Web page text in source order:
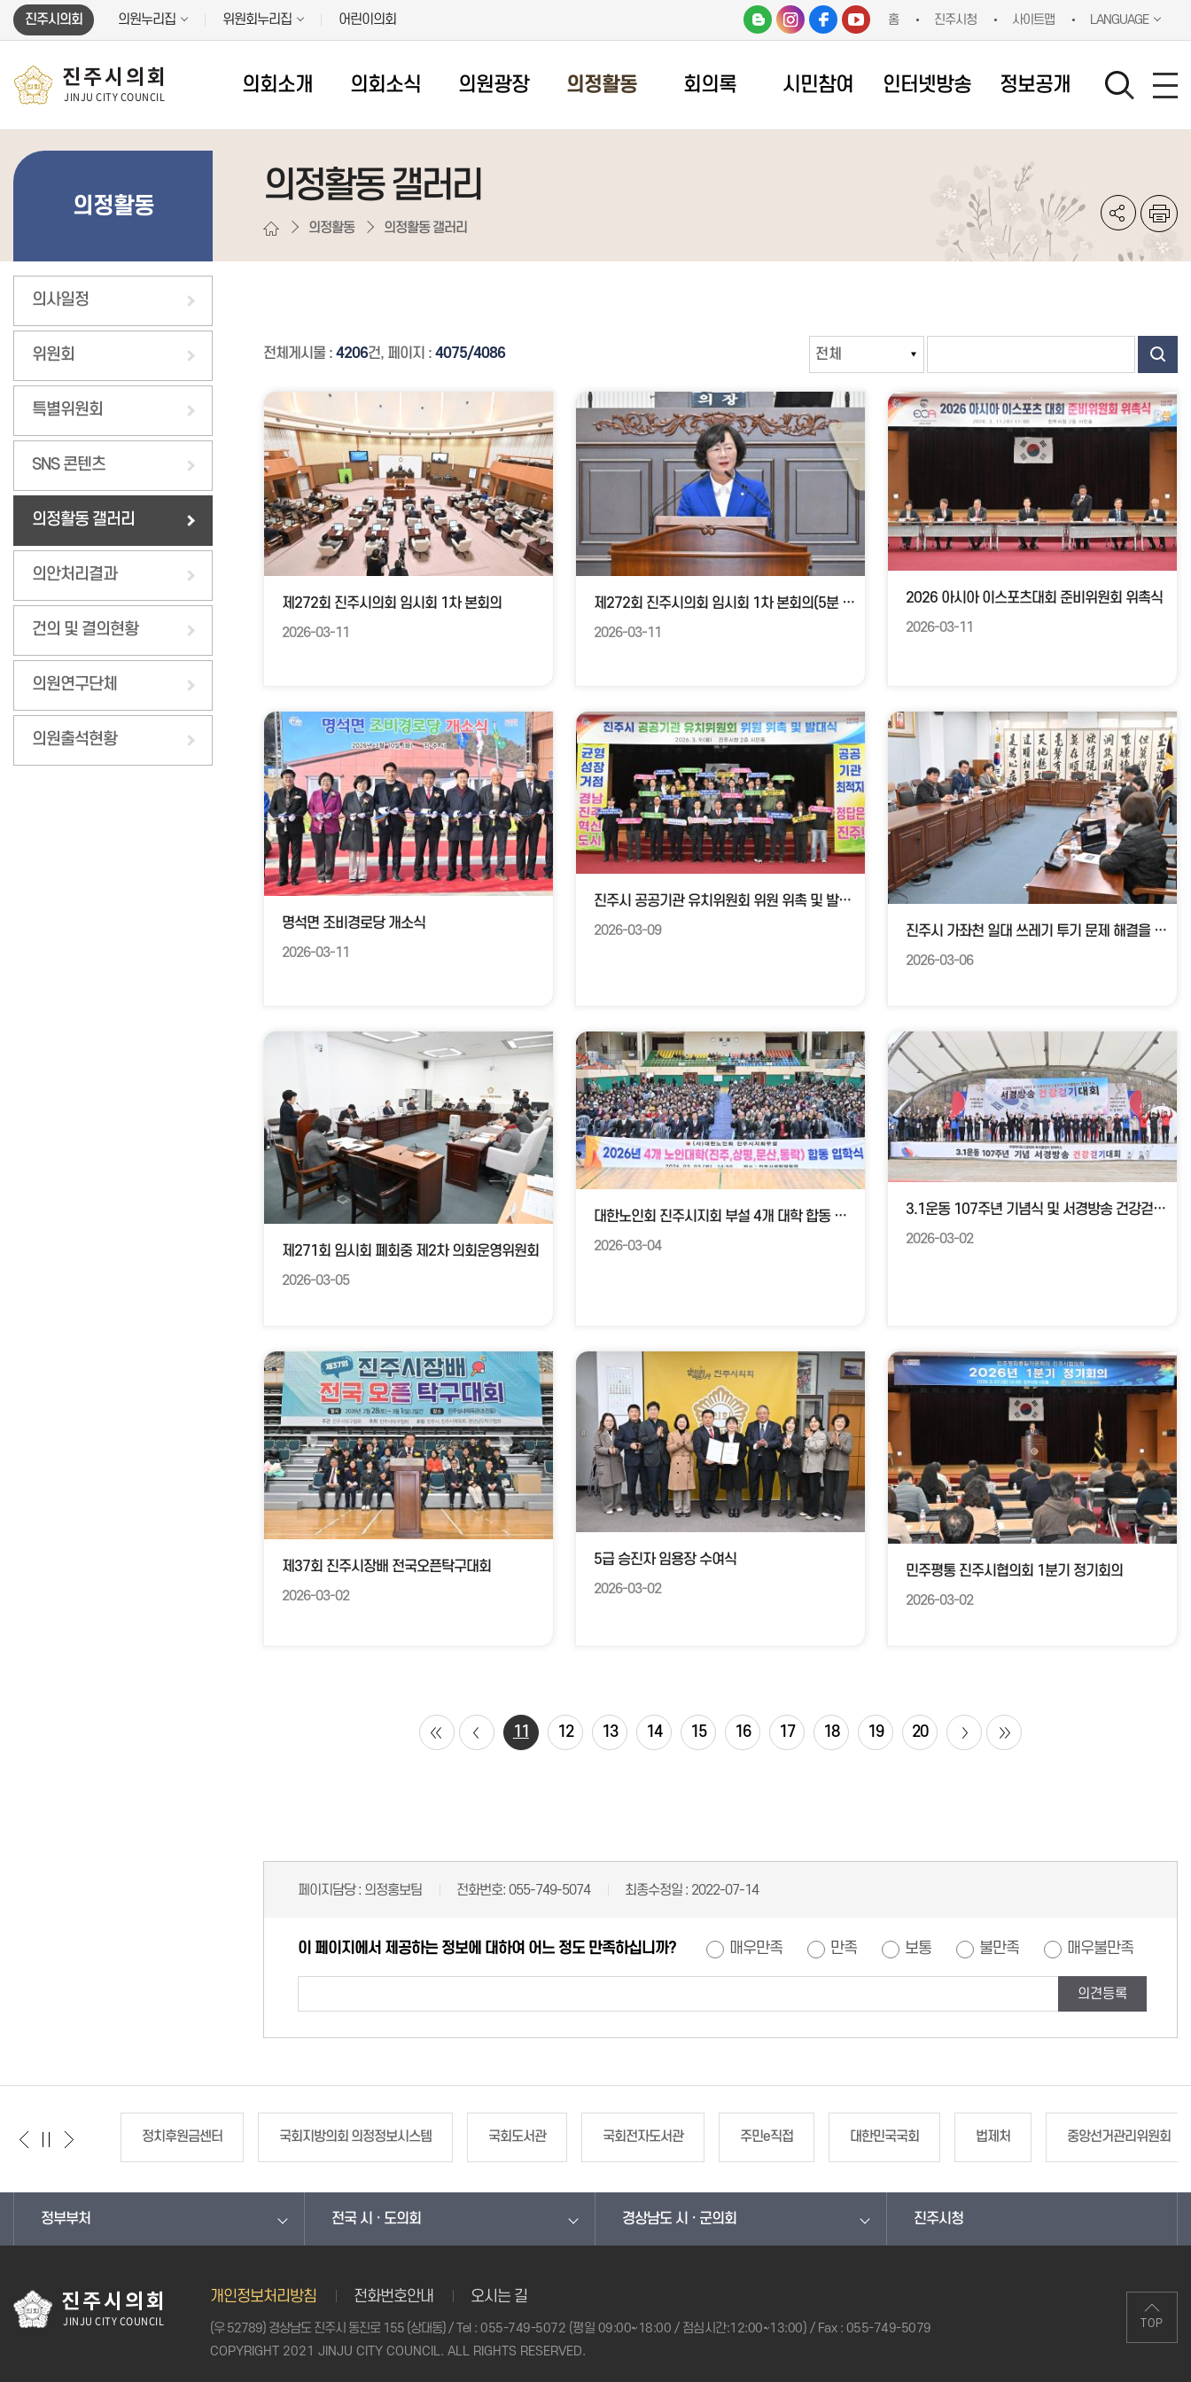
본문바로가기
진주시의회 의원누리집 위원회누리집 어린이의회 홈 진주시청 사이트맵 LANGUAGE
진주시의회
JINJU CITY COUNCIL
의회소개 의회소식 의원광장 의정활동 회의록 시민참여 인터넷방송 정보공개
의정활동
의사일정
위원회
특별위원회
SNS 콘텐츠
의정활동 갤러리
의안처리결과
건의 및 결의현황
의원연구단체
의원출석현황
의정활동 갤러리
의정활동 의정활동 갤러리
전체게시물 : 4206건, 페이지 : 4075/4086
제272회 진주시의회 임시회 1차 본회의
2026-03-11
제272회 진주시의회 임시회 1차 본회의(5분 자유발언)
2026-03-11
2026 아시아 이스포츠대회 준비위원회 위촉식
2026-03-11
명석면 조비경로당 개소식
2026-03-11
진주시 공공기관 유치위원회 위원 위촉 및 발대식
2026-03-09
진주시 가좌천 일대 쓰레기 투기 문제 해결을 위한 간담회
2026-03-06
제271회 임시회 폐회중 제2차 의회운영위원회
2026-03-05
대한노인회 진주시지회 부설 4개 대학 합동 입학식
2026-03-04
3.1운동 107주년 기념식 및 서경방송 건강걷기대회
2026-03-02
제37회 진주시장배 전국오픈탁구대회
2026-03-02
5급 승진자 임용장 수여식
2026-03-02
민주평통 진주시협의회 1분기 정기회의
2026-03-02
11 12 13 14 15 16 17 18 19 20
페이지담당 : 의정홍보팀 전화번호: 055-749-5074 최종수정일 : 2022-07-14
이 페이지에서 제공하는 정보에 대하여 어느 정도 만족하십니까? 매우만족 만족 보통 불만족 매우불만족
의견등록
거관리위원회 정치후원금센터 국회지방의회 의정정보시스템 국회도서관 국회전자도서관 주민e직접 대한민국국회 법제처 중앙선거관리위원회
정부부처 전국 시 · 도의회 경상남도 시 · 군의회 진주시청
진주시의회
JINJU CITY COUNCIL
개인정보처리방침 전화번호안내 오시는 길
(우 52789) 경상남도 진주시 동진로 155 (상대동)/ Tel : 055-749-5072 (평일 09:00~18:00 / 점심시간:12:00~13:00) / Fax : 055-749-5079
COPYRIGHT 2021 JINJU CITY COUNCIL. ALL RIGHTS RESERVED.
TOP